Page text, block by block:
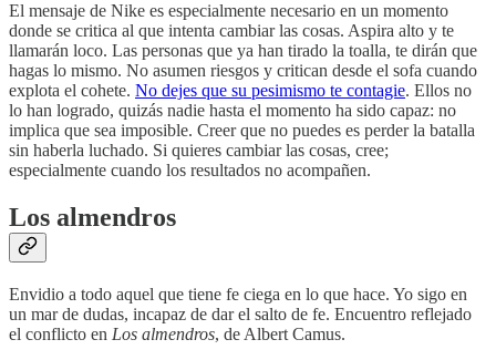
El mensaje de Nike es especialmente necesario en un momento
donde se critica al que intenta cambiar las cosas. Aspira alto y te
llamarán loco. Las personas que ya han tirado la toalla, te dirán que
hagas lo mismo. No asumen riesgos y critican desde el sofa cuando
explota el cohete. No dejes que su pesimismo te contagie. Ellos no
lo han logrado, quizás nadie hasta el momento ha sido capaz: no
implica que sea imposible. Creer que no puedes es perder la batalla
sin haberla luchado. Si quieres cambiar las cosas, cree;
especialmente cuando los resultados no acompañen.
Los almendros
Envidio a todo aquel que tiene fe ciega en lo que hace. Yo sigo en
un mar de dudas, incapaz de dar el salto de fe. Encuentro reflejado
el conflicto en Los almendros, de Albert Camus.